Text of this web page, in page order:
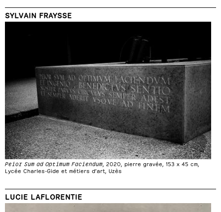
SYLVAIN FRAYSSE
Peior Sum ad Optimum Faciendum , 2020, pierre gravée, 153 x 45 cm,
Lycée Charles-Gide et métiers d’art, Uzès
LUCIE LAFLORENTIE